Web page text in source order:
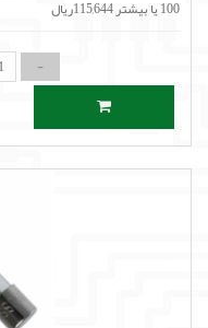
100 یا بیشتر 115,644ریال